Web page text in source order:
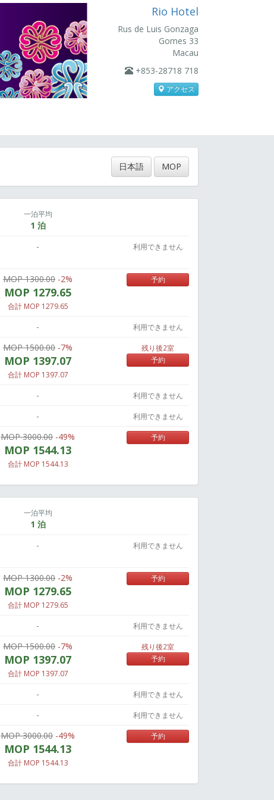
Rio Hotel
Rus de Luis Gonzaga
Gomes 33
Macau
+853-28718 718
アクセス
日本語 MOP
一泊平均
1 泊
- 利用できません
MOP 1300.00 -2%
MOP 1279.65
合計 MOP 1279.65
予約
- 利用できません
MOP 1500.00 -7%
MOP 1397.07
合計 MOP 1397.07
残り後2室
予約
- 利用できません
- 利用できません
MOP 3000.00 -49%
MOP 1544.13
合計 MOP 1544.13
予約
一泊平均
1 泊
- 利用できません
MOP 1300.00 -2%
MOP 1279.65
合計 MOP 1279.65
予約
- 利用できません
MOP 1500.00 -7%
MOP 1397.07
合計 MOP 1397.07
残り後2室
予約
- 利用できません
- 利用できません
MOP 3000.00 -49%
MOP 1544.13
合計 MOP 1544.13
予約